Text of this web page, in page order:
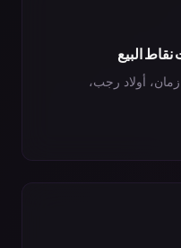
أولاد رجب،